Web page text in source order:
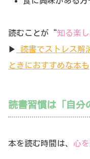
読むことが“知る楽
▶︎
読書でストレス解
ときにおすすめな本も
読書習慣は「自分
本を読む時間は、 心